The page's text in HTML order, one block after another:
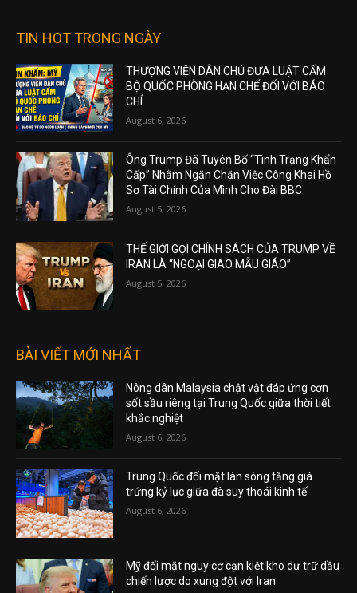
TIN HOT TRONG NGÀY
THƯỢNG VIỆN DÂN CHỦ ĐƯA LUẬT CẤM
BỘ QUỐC PHÒNG HẠN CHẾ ĐỐI VỚI BÁO
CHÍ
August 6, 2026
Ông Trump Đã Tuyên Bố “Tình Trạng Khẩn
Cấp” Nhằm Ngăn Chặn Việc Công Khai Hồ
Sơ Tài Chính Của Mình Cho Đài BBC
August 5, 2026
THẾ GIỚI GỌI CHÍNH SÁCH CỦA TRUMP VỀ
IRAN LÀ “NGOẠI GIAO MẪU GIÁO”
August 5, 2026
BÀI VIẾT MỚI NHẤT
Nông dân Malaysia chật vật đáp ứng cơn
sốt sầu riêng tại Trung Quốc giữa thời tiết
khắc nghiệt
August 6, 2026
Trung Quốc đối mặt làn sóng tăng giá
trứng kỷ lục giữa đà suy thoái kinh tế
August 6, 2026
Mỹ đối mặt nguy cơ cạn kiệt kho dự trữ dầu
chiến lược do xung đột với Iran